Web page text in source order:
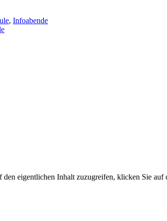
, Infoabende
den eigentlichen Inhalt zuzugreifen, klicken Sie